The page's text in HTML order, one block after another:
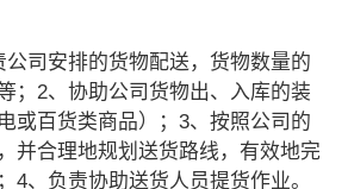
公司安排的货物配送，货物数量的
；2、协助公司货物出、入库的装
或百货类商品）；3、按照公司的
并合理地规划送货路线，有效地完
4、负责协助送货人员提货作业。